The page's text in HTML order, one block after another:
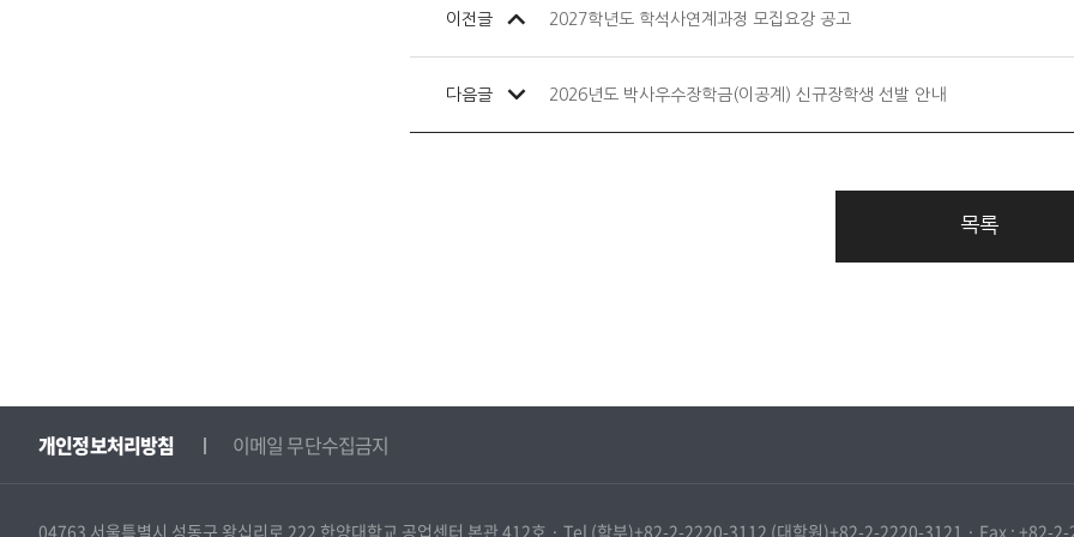
이전글 2027학년도 학석사연계과정 모집요강 공고
다음글 2026년도 박사우수장학금(이공계) 신규장학생 선발 안내
목록
개인정보처리방침 이메일 무단수집금지
04763 서울특별시 성동구 왕십리로 222 한양대학교 공업센터 본관 412호 · Tel (학부)+82-2-2220-3112 (대학원)+82-2-2220-3121 · Fax : +82-